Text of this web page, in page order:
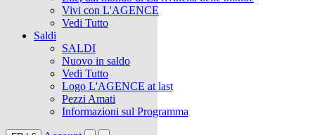
Vivi con L'AGENCE
Vedi Tutto
Saldi
SALDI
Nuovo in saldo
Vedi Tutto
Logo L'AGENCE at last
Pezzi Amati
Informazioni sul Programma